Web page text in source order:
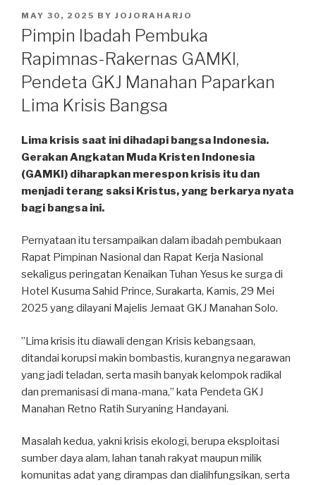
POSTED
ON
MAY 30, 2025 BY JOJORAHARJO
Pimpin Ibadah Pembuka
Rapimnas-Rakernas GAMKI,
Pendeta GKJ Manahan Paparkan
Lima Krisis Bangsa
Lima krisis saat ini dihadapi bangsa Indonesia.
Gerakan Angkatan Muda Kristen Indonesia
(GAMKI) diharapkan merespon krisis itu dan
menjadi terang saksi Kristus, yang berkarya nyata
bagi bangsa ini.
Pernyataan itu tersampaikan dalam ibadah pembukaan
Rapat Pimpinan Nasional dan Rapat Kerja Nasional
sekaligus peringatan Kenaikan Tuhan Yesus ke surga di
Hotel Kusuma Sahid Prince, Surakarta, Kamis, 29 Mei
2025 yang dilayani Majelis Jemaat GKJ Manahan Solo.
”Lima krisis itu diawali dengan Krisis kebangsaan,
ditandai korupsi makin bombastis, kurangnya negarawan
yang jadi teladan, serta masih banyak kelompok radikal
dan premanisasi di mana-mana,” kata Pendeta GKJ
Manahan Retno Ratih Suryaning Handayani.
Masalah kedua, yakni krisis ekologi, berupa eksploitasi
sumber daya alam, lahan tanah rakyat maupun milik
komunitas adat yang dirampas dan dialihfungsikan, serta